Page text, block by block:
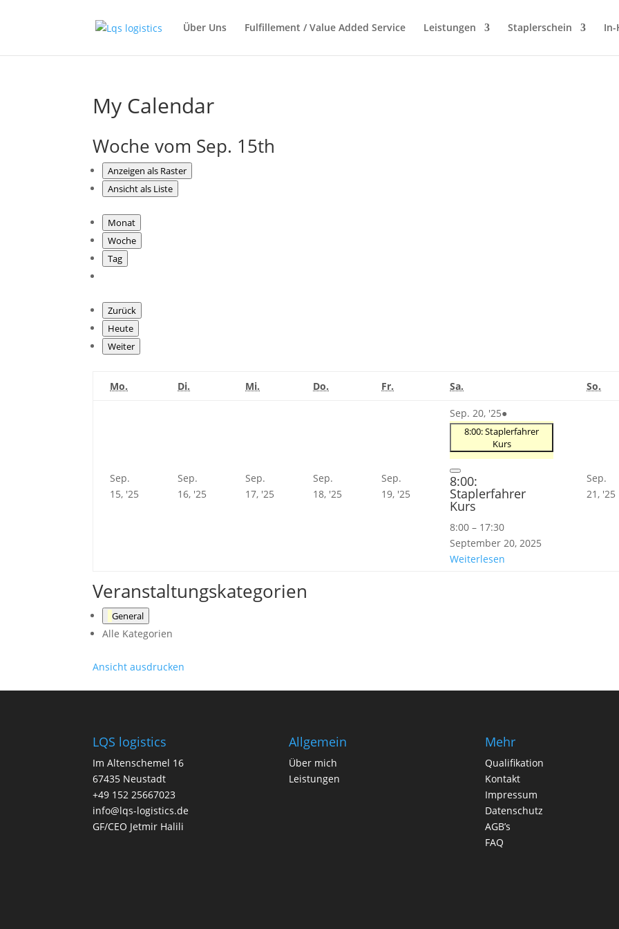
Über Uns Fulfillement / Value Added Service Leistungen Staplerschein In-
My Calendar
Woche vom Sep. 15th
Anzeigen als Raster
Ansicht als Liste
Monat
Woche
Tag
Zurück
Heute
Weiter
Mo. Di. Mi. Do. DonnerstagFr. Sa. So.
Sep.
15, '25 September
Sep.
16, '25 September
Sep.
17, '25 September
Sep.
18, '25 September
Sep.
19, '25 September
Sep. 20, '25September
20,
2025
●(1
Veranstaltung)
8:00: Staplerfahrer
Kurs
Close
8:00:
Staplerfahrer
Kurs
8:00 – 17:30
September 20, 2025
Weiterlesen
Sep.
21, '25
Veranstaltungskategorien
General
Alle Kategorien
Ansicht ausdrucken
LQS logistics
Im Altenschemel 16
67435 Neustadt
+49 152 25667023
info@lqs-logistics.de
GF/CEO Jetmir Halili
Allgemein
Über mich
Leistungen
Mehr
Qualifikation
Kontakt
Impressum
Datenschutz
AGB’s
FAQ